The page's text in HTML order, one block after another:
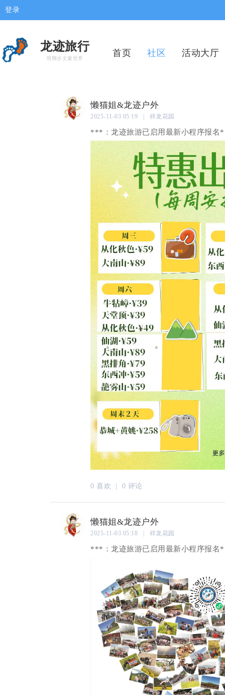
登录
龙迹旅行
用脚步丈量世界
首页 社区 活动大厅
懒猫姐&龙迹户外
2025-11-03 05:19 | 祥龙花园
***：龙迹旅游已启用最新小程序报名
0 喜欢 | 0 评论
懒猫姐&龙迹户外
2025-11-03 05:18 | 祥龙花园
***：龙迹旅游已启用最新小程序报名